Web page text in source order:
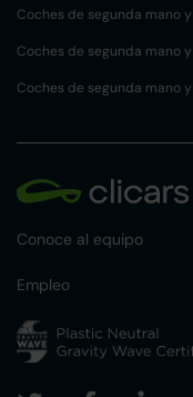
Coches de segunda mano
Coches de segunda mano
Coches de segunda mano
Conoce al equipo
Empleo